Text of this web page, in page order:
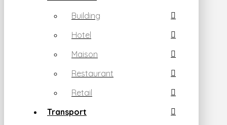
Building
Hotel
Maison
Restaurant
Retail
Transport